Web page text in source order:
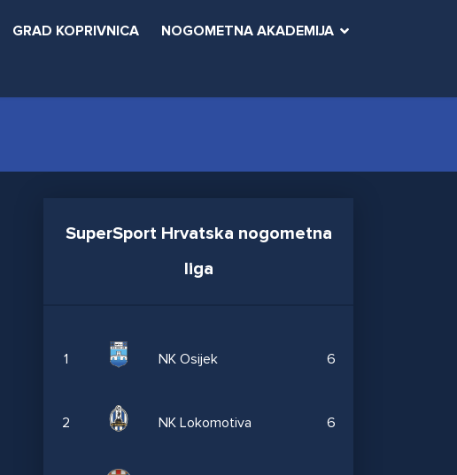
GRAD KOPRIVNICA NOGOMETNA AKADEMIJA
SuperSport Hrvatska nogometna
liga
1 NK Osijek 6
2 NK Lokomotiva 6